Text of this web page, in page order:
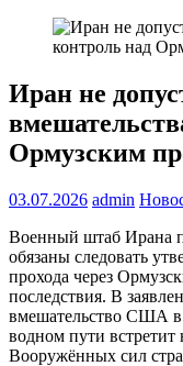
Иран не
Ормузским
03.07.2026 admin
Военный штаб Ирана
обязаны следовать
прохода через
последствия. В
вмешательство США в
водном пути встретит
Вооружённых сил